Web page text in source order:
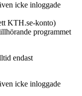
icke inloggade
KTH.se-konto)
programmet
endast
icke inloggade